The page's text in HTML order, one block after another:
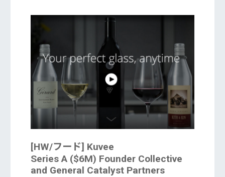
[HW/フード] Kuvee
Series A ($6M) Founder Collective
and General Catalyst Partners